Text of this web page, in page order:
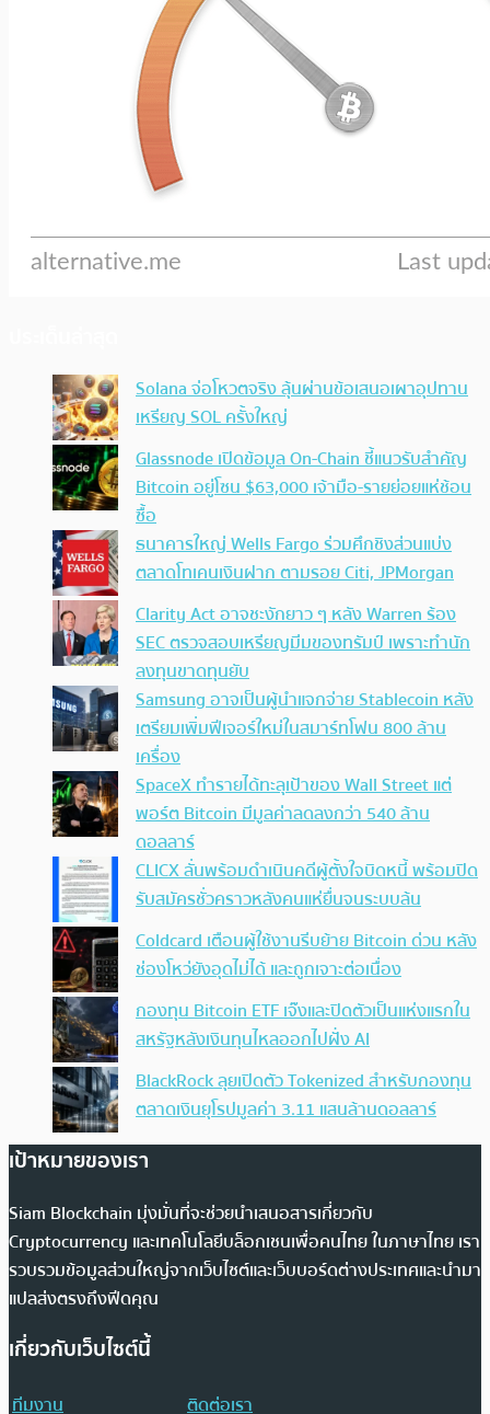
Solana จ่อโหวตจริง ลุ้นผ่านข้อเสนอเผาอุปทาน
เหรียญ SOL ครั้งใหญ่
Glassnode เปิดข้อมูล On-Chain ชี้แนวรับสำคัญ
Bitcoin อยู่โซน $63,000 เจ้ามือ-รายย่อยแห่ช้อน
ซื้อ
ธนาคารใหญ่ Wells Fargo ร่วมศึกชิงส่วนแบ่ง
ตลาดโทเคนเงินฝาก ตามรอย Citi, JPMorgan
Clarity Act อาจชะงักยาว ๆ หลัง Warren ร้อง
SEC ตรวจสอบเหรียญมีมของทรัมป์ เพราะทำนัก
ลงทุนขาดทุนยับ
Samsung อาจเป็นผู้นำแจกจ่าย Stablecoin หลัง
เตรียมเพิ่มฟีเจอร์ใหม่ในสมาร์ทโฟน 800 ล้าน
เครื่อง
SpaceX ทำรายได้ทะลุเป้าของ Wall Street แต่
พอร์ต Bitcoin มีมูลค่าลดลงกว่า 540 ล้าน
ดอลลาร์
CLICX ลั่นพร้อมดำเนินคดีผู้ตั้งใจบิดหนี้ พร้อมปิด
รับสมัครชั่วคราวหลังคนแห่ยื่นจนระบบล้น
Coldcard เตือนผู้ใช้งานรีบย้าย Bitcoin ด่วน หลัง
ช่องโหว่ยังอุดไม่ได้ และถูกเจาะต่อเนื่อง
กองทุน Bitcoin ETF เจ๊งและปิดตัวเป็นแห่งแรกใน
สหรัฐหลังเงินทุนไหลออกไปฝั่ง AI
BlackRock ลุยเปิดตัว Tokenized สำหรับกองทุน
ตลาดเงินยุโรปมูลค่า 3.11 แสนล้านดอลลาร์
เป้าหมายของเรา
Siam Blockchain มุ่งมั่นที่จะช่วยนำเสนอสารเกี่ยวกับ
Cryptocurrency และเทคโนโลยีบล็อกเชนเพื่อคนไทย ในภาษาไทย เรา
รวบรวมข้อมูลส่วนใหญ่จากเว็บไซต์และเว็บบอร์ดต่างประเทศและนำมา
แปลส่งตรงถึงฟีดคุณ
เกี่ยวกับเว็บไซต์นี้
ทีมงาน
ติดต่อเรา